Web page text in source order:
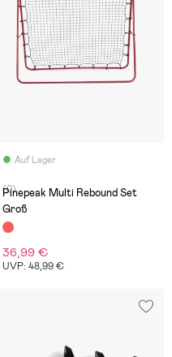
Auf Lager
(0)
Pinepeak Multi Rebound Set
Groß
36,99 €
UVP: 48,99 €